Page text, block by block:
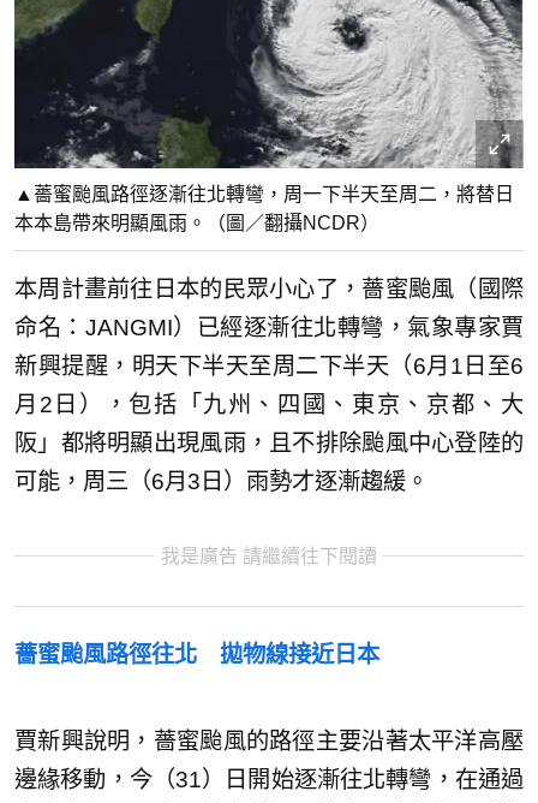
▲薔蜜颱風路徑逐漸往北轉彎，周一下半天至周二，將替日
本本島帶來明顯風雨。（圖／翻攝NCDR）
本周計畫前往日本的民眾小心了，薔蜜颱風（國際
命名：JANGMI）已經逐漸往北轉彎，氣象專家賈
新興提醒，明天下半天至周二下半天（6月1日至6
月2日），包括「九州、四國、東京、京都、大
阪」都將明顯出現風雨，且不排除颱風中心登陸的
可能，周三（6月3日）雨勢才逐漸趨緩。
我是廣告 請繼續往下閱讀
薔蜜颱風路徑往北 拋物線接近日本
賈新興說明，薔蜜颱風的路徑主要沿著太平洋高壓
邊緣移動，今（31）日開始逐漸往北轉彎，在通過